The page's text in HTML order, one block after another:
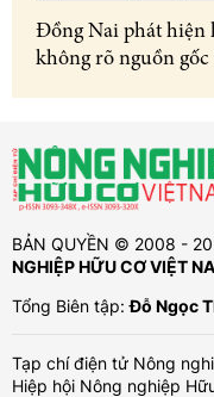
Đồng Nai phát hiện
không rõ nguồn
BẢN QUYỀN © 2008 -
NGHIỆP HỮU CƠ VIỆT
Tổng Biên tập:Đỗ Ngọc
Tạp chí điện tử Nông
Hiệp hội Nông nghiệp